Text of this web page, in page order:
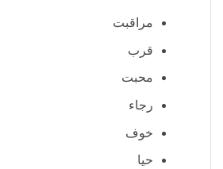
مراقبت
قرب
محبت
رجاء
خوف
حیا